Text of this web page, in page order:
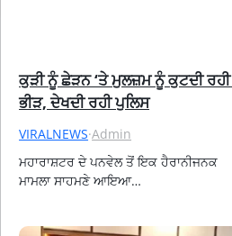
ਕੁੜੀ ਨੂੰ ਛੇੜਨ ‘ਤੇ ਮੁਲਜ਼ਮ ਨੂੰ ਕੁਟਦੀ ਰਹੀ
ਭੀੜ, ਦੇਖਦੀ ਰਹੀ ਪੁਲਿਸ
VIRALNEWS·Admin
ਮਹਾਰਾਸ਼ਟਰ ਦੇ ਪਨਵੇਲ ਤੋਂ ਇਕ ਹੈਰਾਨੀਜਨਕ
ਮਾਮਲਾ ਸਾਹਮਣੇ ਆਇਆ…